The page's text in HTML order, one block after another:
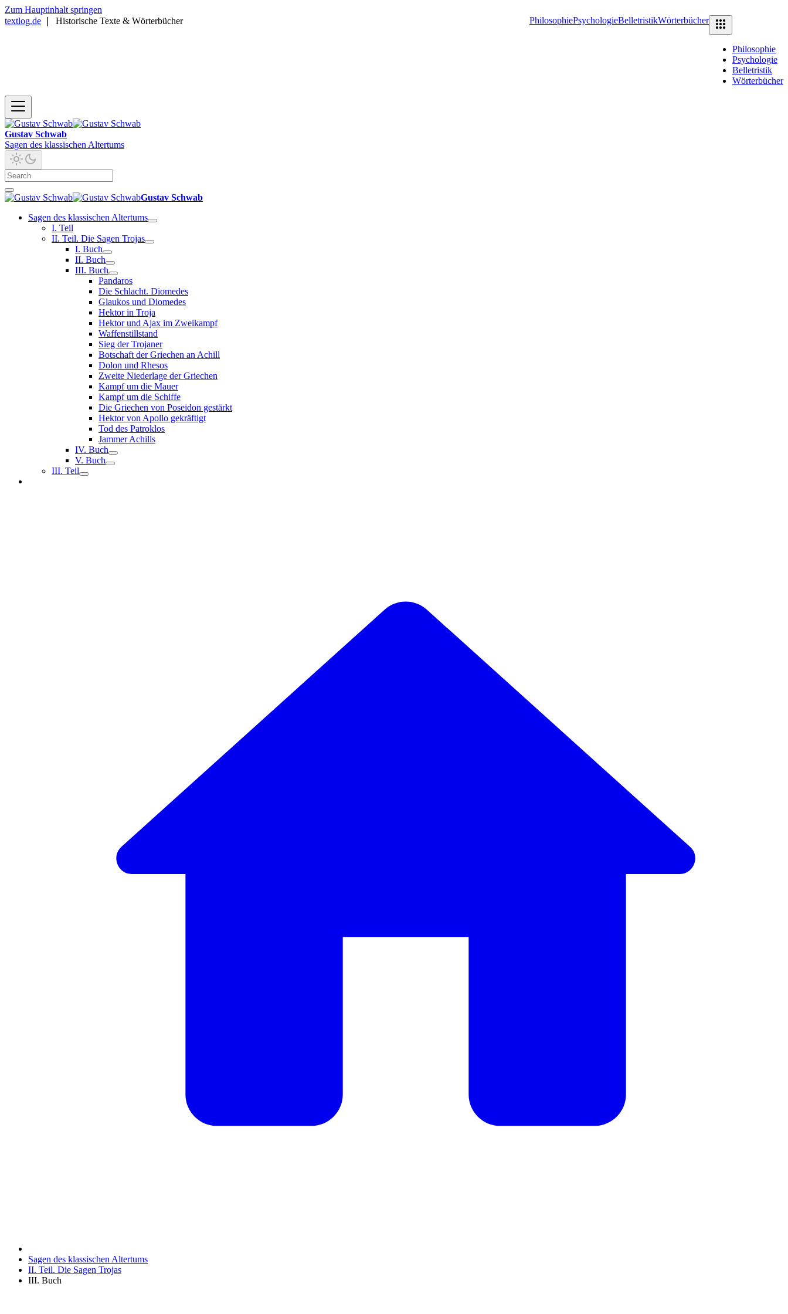
Zum Hauptinhalt springen
textlog.de
Historische Texte & Wörterbücher PhilosophiePsychologieBelletristikWörterbücher
Philosophie
Psychologie
Belletristik
Wörterbücher
Gustav Schwab
Sagen des klassischen Altertums
Gustav Schwab
Sagen des klassischen Altertums
I. Teil
II. Teil. Die Sagen Trojas
I. Buch
II. Buch
III. Buch
Pandaros
Die Schlacht. Diomedes
Glaukos und Diomedes
Hektor in Troja
Hektor und Ajax im Zweikampf
Waffenstillstand
Sieg der Trojaner
Botschaft der Griechen an Achill
Dolon und Rhesos
Zweite Niederlage der Griechen
Kampf um die Mauer
Kampf um die Schiffe
Die Griechen von Poseidon gestärkt
Hektor von Apollo gekräftigt
Tod des Patroklos
Jammer Achills
IV. Buch
V. Buch
III. Teil
Sagen des klassischen Altertums
II. Teil. Die Sagen Trojas
III. Buch